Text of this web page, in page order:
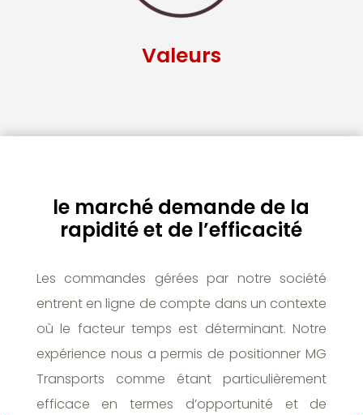
Valeurs
le marché demande de la
rapidité et de l’efficacité
Les commandes gérées par notre société
entrent en ligne de compte dans un contexte
où le facteur temps est déterminant. Notre
expérience nous a permis de positionner MG
Transports comme étant particulièrement
efficace en termes d’opportunité et de